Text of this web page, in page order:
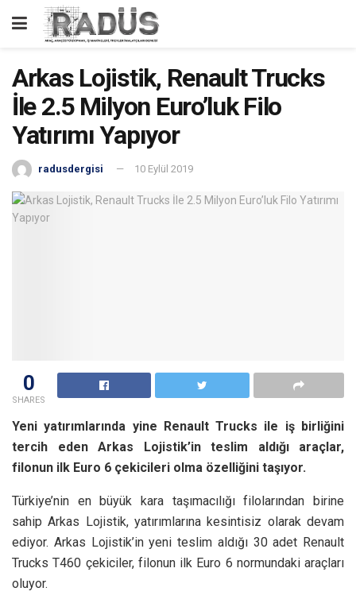
Arkas Lojistik, Renault Trucks
İle 2.5 Milyon Euro’luk Filo
Yatırımı Yapıyor
radusdergisi 10 Eylül 2019
0
SHARES
Yeni yatırımlarında yine Renault Trucks ile iş birliğini
tercih eden Arkas Lojistik’in teslim aldığı araçlar,
filonun ilk Euro 6 çekicileri olma özelliğini taşıyor.
Türkiye’nin en büyük kara taşımacılığı filolarından birine
sahip Arkas Lojistik, yatırımlarına kesintisiz olarak devam
ediyor. Arkas Lojistik’in yeni teslim aldığı 30 adet Renault
Trucks T460 çekiciler, filonun ilk Euro 6 normundaki araçları
oluyor.